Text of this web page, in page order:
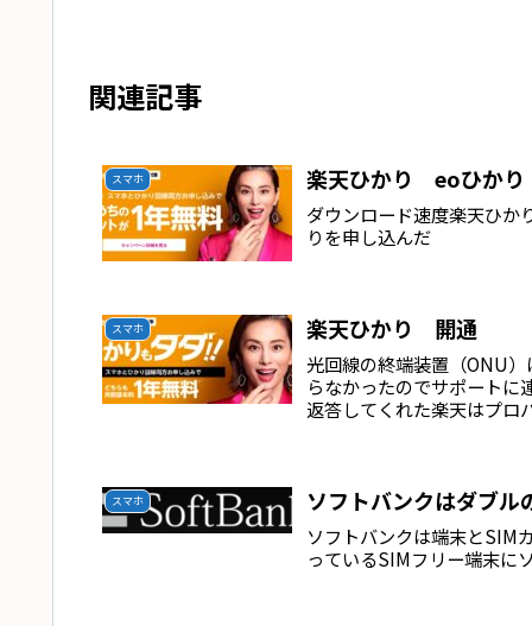
関連記事
スマホ 楽天ひかり eoひか
ダウンロード速度楽天ひ
りを申し込んだ
スマホ 楽天ひかり 開通
光回線の終端装置（ONU
らなかったのでサポート
返答してくれた楽天はプロ
スマホ ソフトバンクはダブ
ソフトバンクは端末とSIM
っているSIMフリー端末に